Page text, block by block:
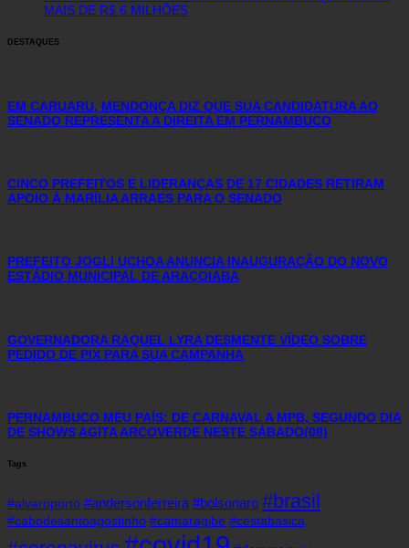
MAIS DE R$ 6 MILHÕES
DESTAQUES
EM CARUARU, MENDONÇA DIZ QUE SUA CANDIDATURA AO
SENADO REPRESENTA A DIREITA EM PERNAMBUCO
CINCO PREFEITOS E LIDERANÇAS DE 17 CIDADES RETIRAM
APOIO À MARÍLIA ARRAES PARA O SENADO
PREFEITO JOGLI UCHOA ANUNCIA INAUGURAÇÃO DO NOVO
ESTÁDIO MUNICIPAL DE ARAÇOIABA
GOVERNADORA RAQUEL LYRA DESMENTE VÍDEO SOBRE
PEDIDO DE PIX PARA SUA CAMPANHA
PERNAMBUCO MEU PAÍS: DE CARNAVAL A MPB, SEGUNDO DIA
DE SHOWS AGITA ARCOVERDE NESTE SÁBADO(08)
Tags
#alvaroporto #andersonferreira #bolsonaro #brasil
#cabodesantoagostinho #camaragibe #cestabasica